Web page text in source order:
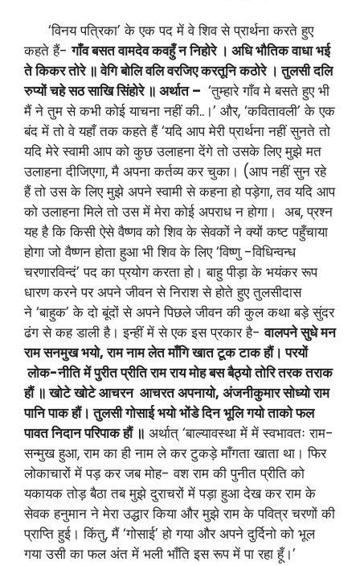
‘विनय पत्रिका’ के एक पद में वे शिव से प्रार्थना करते हुए
कहते हैं-गाँव बसत वामदेव कवहुँ न निहोरे । अधि भौतिक वाधा भई
ते किकर तोरे ॥ वेगि बोलि वलि वरजिए करतूनि कठोरे । तुलसी दलि
रुप्यों चहे सठ साखि सिंहोरे ॥ अर्थात – ‘तुम्हारे गाँव मे बसते हुए भी
मैं ने तुम से कभी कोई याचना नहीं की..।’ और, ‘कवितावली’ के एक
बंद में तो वे यहाँ तक कहते हैं ‘यदि आप मेरी प्रार्थना नहीं सुनते तो
यदि मेरे स्वामी आप को कुछ उलाहना देंगे तो उसके लिए मुझे मत
उलाहना दीजिएगा, मै अपना कर्तव्य कर चुका। (आप नहीं सुन रहे
हैं तो उस के लिए मुझे अपने स्वामी से कहना हो पड़ेगा, तव यदि आप
को उलाहना मिले तो उस में मेरा कोई अपराध न होगा। अब, प्रश्न
यह है कि किसी ऐसे वैष्णव को शिव के सेवकों ने क्यों कष्ट पहुँचाया
होगा जो वैष्णन होता हुआ भी शिव के लिए ‘विष्णु -विधिन्वन्ध
चरणारविन्दं’ पद का प्रयोग करता हो। बाहु पीड़ा के भयंकर रूप
धारण करने पर अपने जीवन से निराश से होते हुए तुलसीदास
ने ‘बाहुक’ के दो बूंदों से अपने पिछले जीवन की कुल कथा बड़े सुंदर
ढंग से कह डाली है। इन्हीं में से एक इस प्रकार है-वालपने सुधे मन
राम सनमुख भयो, राम नाम लेत माँगि खात टूक टाक हौं। परयों
लोक-नीति में पुरीत प्रीति राम राय मोह बस बैठ्यो तोरि तरक तराक
हौं ॥ खोटे खोटे आचरन आचरत अपनायो, अंजनीकुमार सोध्यो राम
पानि पाक हौं। तुलसी गोसाई भयो भोंडे दिन भूलि गयो ताको फल
पावत निदान परिपाक हौं ॥ अर्थात् ‘बाल्यावस्था में में स्वभावतः राम-
सन्मुख हुआ, राम का ही नाम ले कर टुकड़े माँगता खाता था। फिर
लोकाचारों में पड़ कर जब मोह- वश राम की पुनीत प्रीति को
यकायक तोड़ बैठा तब मुझे दुराचरों में पड़ा हुआ देख कर राम के
सेवक हनुमान ने मेरा उद्धार किया और मुझे राम के पवित्र चरणों की
प्राप्ति हुई। किंतु, मैं ‘गोसाई’ हो गया और अपने दुर्दिनो को भूल
गया उसी का फल अंत में भली भाँति इस रूप में पा रहा हूँ।’